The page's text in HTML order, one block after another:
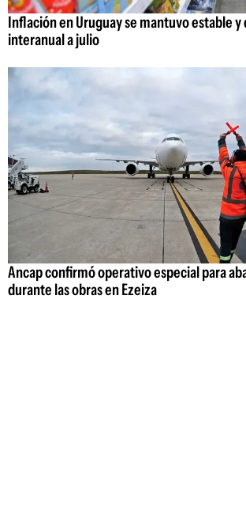
Inflación en Uruguay se mantuvo estable y
interanual a julio
Ancap confirmó operativo especial para
durante las obras en Ezeiza